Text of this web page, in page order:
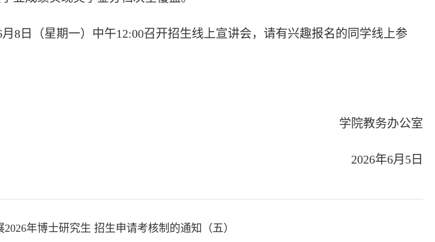
8日（星期一）中午12:00召开招生线上宣讲会，请有兴趣报名的同学线上参
学院教务办公室
2026年6月5日
年博士研究生 招生申请考核制的通知（五）